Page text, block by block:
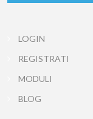
LOGIN
REGISTRATI
MODULI
BLOG